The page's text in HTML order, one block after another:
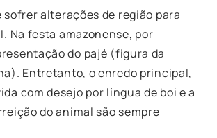
sofrer alterações de região para
Na festa amazonense, por
do pajé (figura da
Entretanto, o enredo principal,
com desejo por língua de boi e a
do animal são sempre